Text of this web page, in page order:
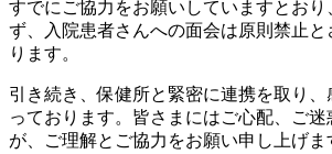
すでにご協力をお願いしていますとおり
ず、入院患者さんへの面会は原則禁止
ります。
引き続き、保健所と緊密に連携を取り
っております。皆さまにはご心配、ご
が、ご理解とご協力をお願い申し上げま